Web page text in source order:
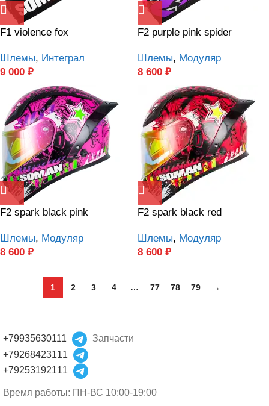
F1 violence fox
Шлемы, Интеграл
9 000 ₽
F2 purple pink spider
Шлемы, Модуляр
8 600 ₽
F2 spark black pink
Шлемы, Модуляр
8 600 ₽
F2 spark black red
Шлемы, Модуляр
8 600 ₽
1 2 3 4 … 77 78 79 →
+79935630111
Запчасти
+79268423111
+79253192111
Время работы: ПН-ВС 10:00-19:00